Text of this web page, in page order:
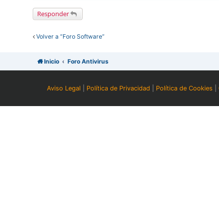
Responder
Volver a “Foro Software”
Inicio Foro Antivirus
Aviso Legal Política de Privacidad Política de Cookies